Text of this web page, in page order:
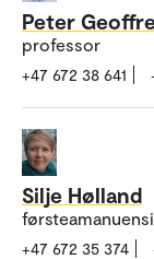
Peter
professor
+47 672 38 641
Silje Hølland
+47 672 35 374